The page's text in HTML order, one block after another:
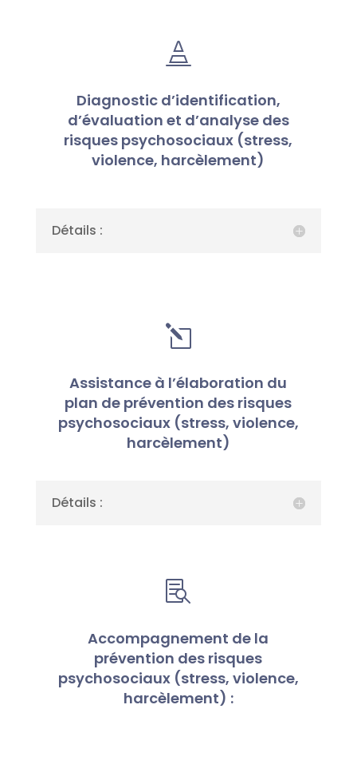

Diagnostic d’identification,
d’évaluation et d’analyse des
risques psychosociaux (stress,
violence, harcèlement)
Détails :
l
Assistance à l’élaboration du
plan de prévention des risques
psychosociaux (stress, violence,
harcèlement)
Détails :

Accompagnement de la
prévention des risques
psychosociaux (stress, violence,
harcèlement) :